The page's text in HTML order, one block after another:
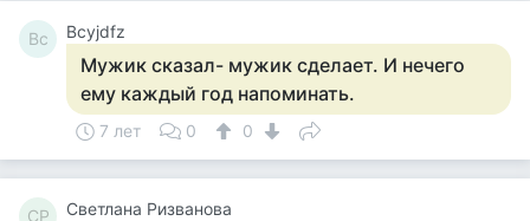
Bc Bcyjdfz
Мужик сказал- мужик сделает. И нечего
ему каждый год напоминать.
7 лет 0 0
СР Светлана Ризванова